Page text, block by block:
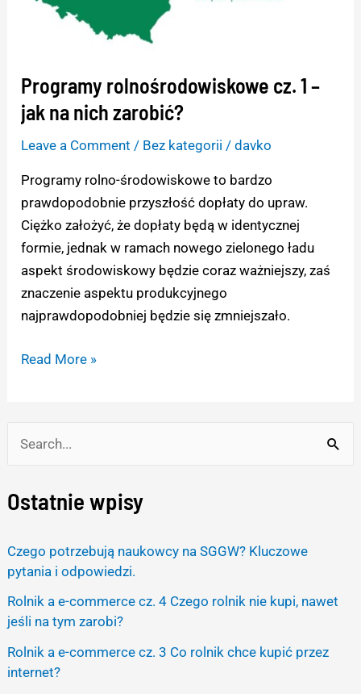
a
c
f
r
Ostatnie wpisy
Czego potrzebują naukowcy na SGGW? Kluczowe
pytania i odpowiedzi.
Rolnik a e-commerce cz. 4 Czego rolnik nie kupi, nawet
jeśli na tym zarobi?
Rolnik a e-commerce cz. 3 Co rolnik chce kupić przez
internet?
Programy rolnośrodowiskowe cz. 1 –
jak na nich zarobić?
Leave a Comment / Bez kategorii /davko
Programy rolno-środowiskowe to bardzo
prawdopodobnie przyszłość dopłaty do upraw.
Ciężko założyć, że dopłaty będą w identycznej
formie, jednak w ramach nowego zielonego ładu
aspekt środowiskowy będzie coraz ważniejszy, zaś
znaczenie aspektu produkcyjnego
najprawdopodobniej będzie się zmniejszało.
zarobić?
Read More »